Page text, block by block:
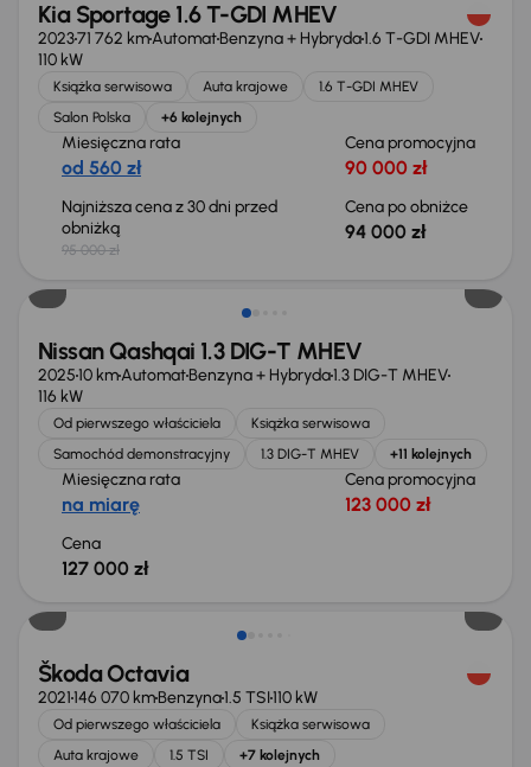
Kia Sportage 1.6 T-GDI MHEV
202371 762 kmAutomatBenzyna + Hybryda1.6 T-GDI MHEV
110 kW
Książka serwisowa Auta krajowe
1.6 T-GDI MHEV
Salon Polska
+6 kolejnych
Miesięczna rata
od 560 zł
Cena promocyjna
90 000 zł
Najniższa cena z 30 dni przed
obniżką
95 000 zł
Cena po obniżce
94 000 zł
Extra zniżka 1 200 zł
Nissan Qashqai 1.3 DIG-T MHEV
202510 kmAutomatBenzyna + Hybryda1.3 DIG-T MHEV
116 kW
Od pierwszego właściciela
Książka serwisowa
Samochód demonstracyjny
1.3 DIG-T MHEV +11 kolejnych
Miesięczna rata
na miarę
Cena promocyjna
123 000 zł
Cena
127 000 zł
Škoda Octavia
2021146 070 kmBenzyna1.5 TSI110 kW
Od pierwszego właściciela
Książka serwisowa
Auta krajowe
1.5 TSI +7 kolejnych